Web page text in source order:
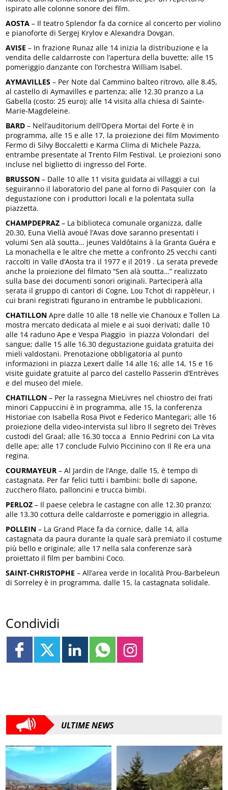
ispirato alle colonne sonore dei film.
AOSTA – Il teatro Splendor fa da cornice al concerto per violino
e pianoforte di Sergej Krylov e Alexandra Dovgan.
AVISE – In frazione Runaz alle 14 inizia la distribuzione e la
vendita delle caldarroste con l’apertura della buvette; alle 15
pomeriggio danzante con l’orchestra William Isabel.
AYMAVILLES – Per Note dal Cammino balteo ritrovo, alle 8.45,
al castello di Aymavilles e partenza; alle 12.30 pranzo a La
Gabella (costo: 25 euro); alle 14 visita alla chiesa di Sainte-
Marie-Magdeleine.
BARD – Nell’auditorium dell’Opera Mortai del Forte è in
programma, alle 15 e alle 17, la proiezione dei film Movimento
Fermo di Silvy Boccaletti e Karma Clima di Michele Pazza,
entrambe presentate al Trento Film Festival. Le proiezioni sono
incluse nel biglietto di ingresso del Forte.
BRUSSON – Dalle 10 alle 11 visita guidata ai villaggi a cui
seguiranno il laboratorio del pane al forno di Pasquier con la
degustazione con i produttori locali e la polentata sulla
piazzetta.
CHAMPDEPRAZ – La biblioteca comunale organizza, dalle
20.30, Euna Viellà avoué l’Avas dove saranno presentati i
volumi Sen alà soutta… jeunes Valdôtains à la Granta Guéra e
La monachella e le altre che mette a confronto 25 vecchi canti
raccolti in Valle d’Aosta tra il 1977 e il 2019 . La serata prevede
anche la proiezione del filmato “Sen alà soutta…” realizzato
sulla base dei documenti sonori originali. Parteciperà alla
serata il gruppo di cantori di Cogne, Lou Tchot di rappèleur, i
cui brani registrati figurano in entrambe le pubblicazioni.
CHATILLON Apre dalle 10 alle 18 nelle vie Chanoux e Tollen La
mostra mercato dedicata al miele e ai suoi derivati; dalle 10
alle 14 raduno Ape e Vespa Piaggio in piazza Volondari del
sangue; dalle 15 alle 16.30 degustazione guidata gratuita dei
mieli valdostani. Prenotazione obbligatoria al punto
informazioni in piazza Lexert dalle 14 alle 16; alle 14, 15 e 16
visite guidate gratuite al parco del castello Passerin d’Entrèves
e del museo del miele.
CHATILLON – Per la rassegna MieLivres nel chiostro dei frati
minori Cappuccini è in programma, alle 15, la conferenza
Historiae con Isabella Rosa Pivot e Federico Mantegari; alle 16
proiezione della video-intervista sul libro Il segreto dei Trèves
custodi del Graal; alle 16.30 tocca a Ennio Pedrini con La vita
delle ape; alle 17 conclude Fulvio Piccinino con Il Re era una
regina.
COURMAYEUR – Al Jardin de l’Ange, dalle 15, è tempo di
castagnata. Per far felici tutti i bambini: bolle di sapone,
zucchero filato, palloncini e trucca bimbi.
PERLOZ – Il paese celebra le castagne con alle 12.30 pranzo;
alle 13.30 cottura delle caldarroste e pomeriggio in allegria.
POLLEIN – La Grand Place fa da cornice, dalle 14, alla
castagnata da paura durante la quale sarà premiato il costume
più bello e originale; alle 17 nella sala conferenze sarà
proiettato il film per bambini Coco.
SAINT-CHRISTOPHE – All’area verde in località Prou-Barbeleun
di Sorreley è in programma, dalle 15, la castagnata solidale.
Condividi
ULTIME NEWS